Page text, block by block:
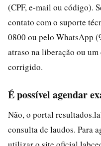
(CPF, e-mail ou código).
contato com o suporte
0800 ou pelo WhatsApp
atraso na liberação ou
corrigido.
É possível agendar
Não, o portal
consulta de laudos. Para